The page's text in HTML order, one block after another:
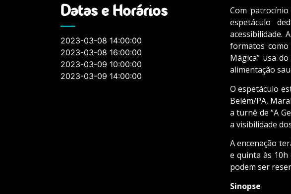
Datas e Horários
2023-03-08 14:00:00
2023-03-08 16:00:00
2023-03-09 10:00:00
2023-03-09 14:00:00
Com
espetáculo
acessibilidade.
formatos como
Mágica” usa
alimentação
O espetáculo
Belém/PA,
a turnê de “A
a visibilidade
A encenação
e quinta às 10h
podem ser
Sinopse